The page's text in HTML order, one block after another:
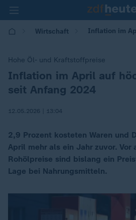
Wirtschaft Inflation im
Hohe Öl- und Kraftstoffpreise
:
Inflation im April auf
seit Anfang 2024
12.05.2026 | 13:04
2,9 Prozent kosteten Waren und
April mehr als ein Jahr zuvor. Vor
Rohölpreise sind bislang ein
Lage bei Nahrungsmitteln.